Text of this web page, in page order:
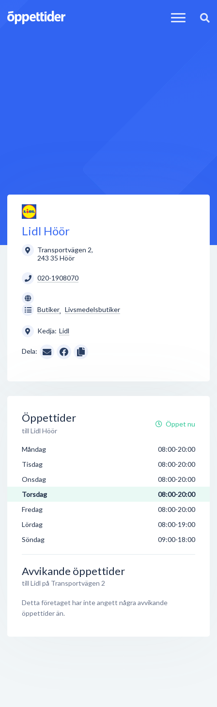
Lidl Höör
Transportvägen 2,
243 35 Höör
020-1908070
Butiker, Livsmedelsbutiker
Kedja: Lidl
Dela:
Öppettider
till Lidl Höör
Öppet nu
Måndag
08:00-20:00
Tisdag
08:00-20:00
Onsdag
08:00-20:00
Torsdag
08:00-20:00
Fredag
08:00-20:00
Lördag
08:00-19:00
Söndag
09:00-18:00
Avvikande öppettider
till Lidl på Transportvägen 2
Detta företaget har inte angett några avvikande
öppettider än.